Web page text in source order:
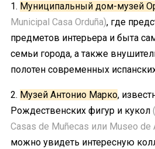
1. Муниципальный дом-музей
Municipal Casa Orduña), где
предметов интерьера и быта
семьи города, а также
полотен современных
2. Музей Антонио Марко,
Рождественских фигур и кукол
Casas de Muñecas или Museo de
можно увидеть интересную